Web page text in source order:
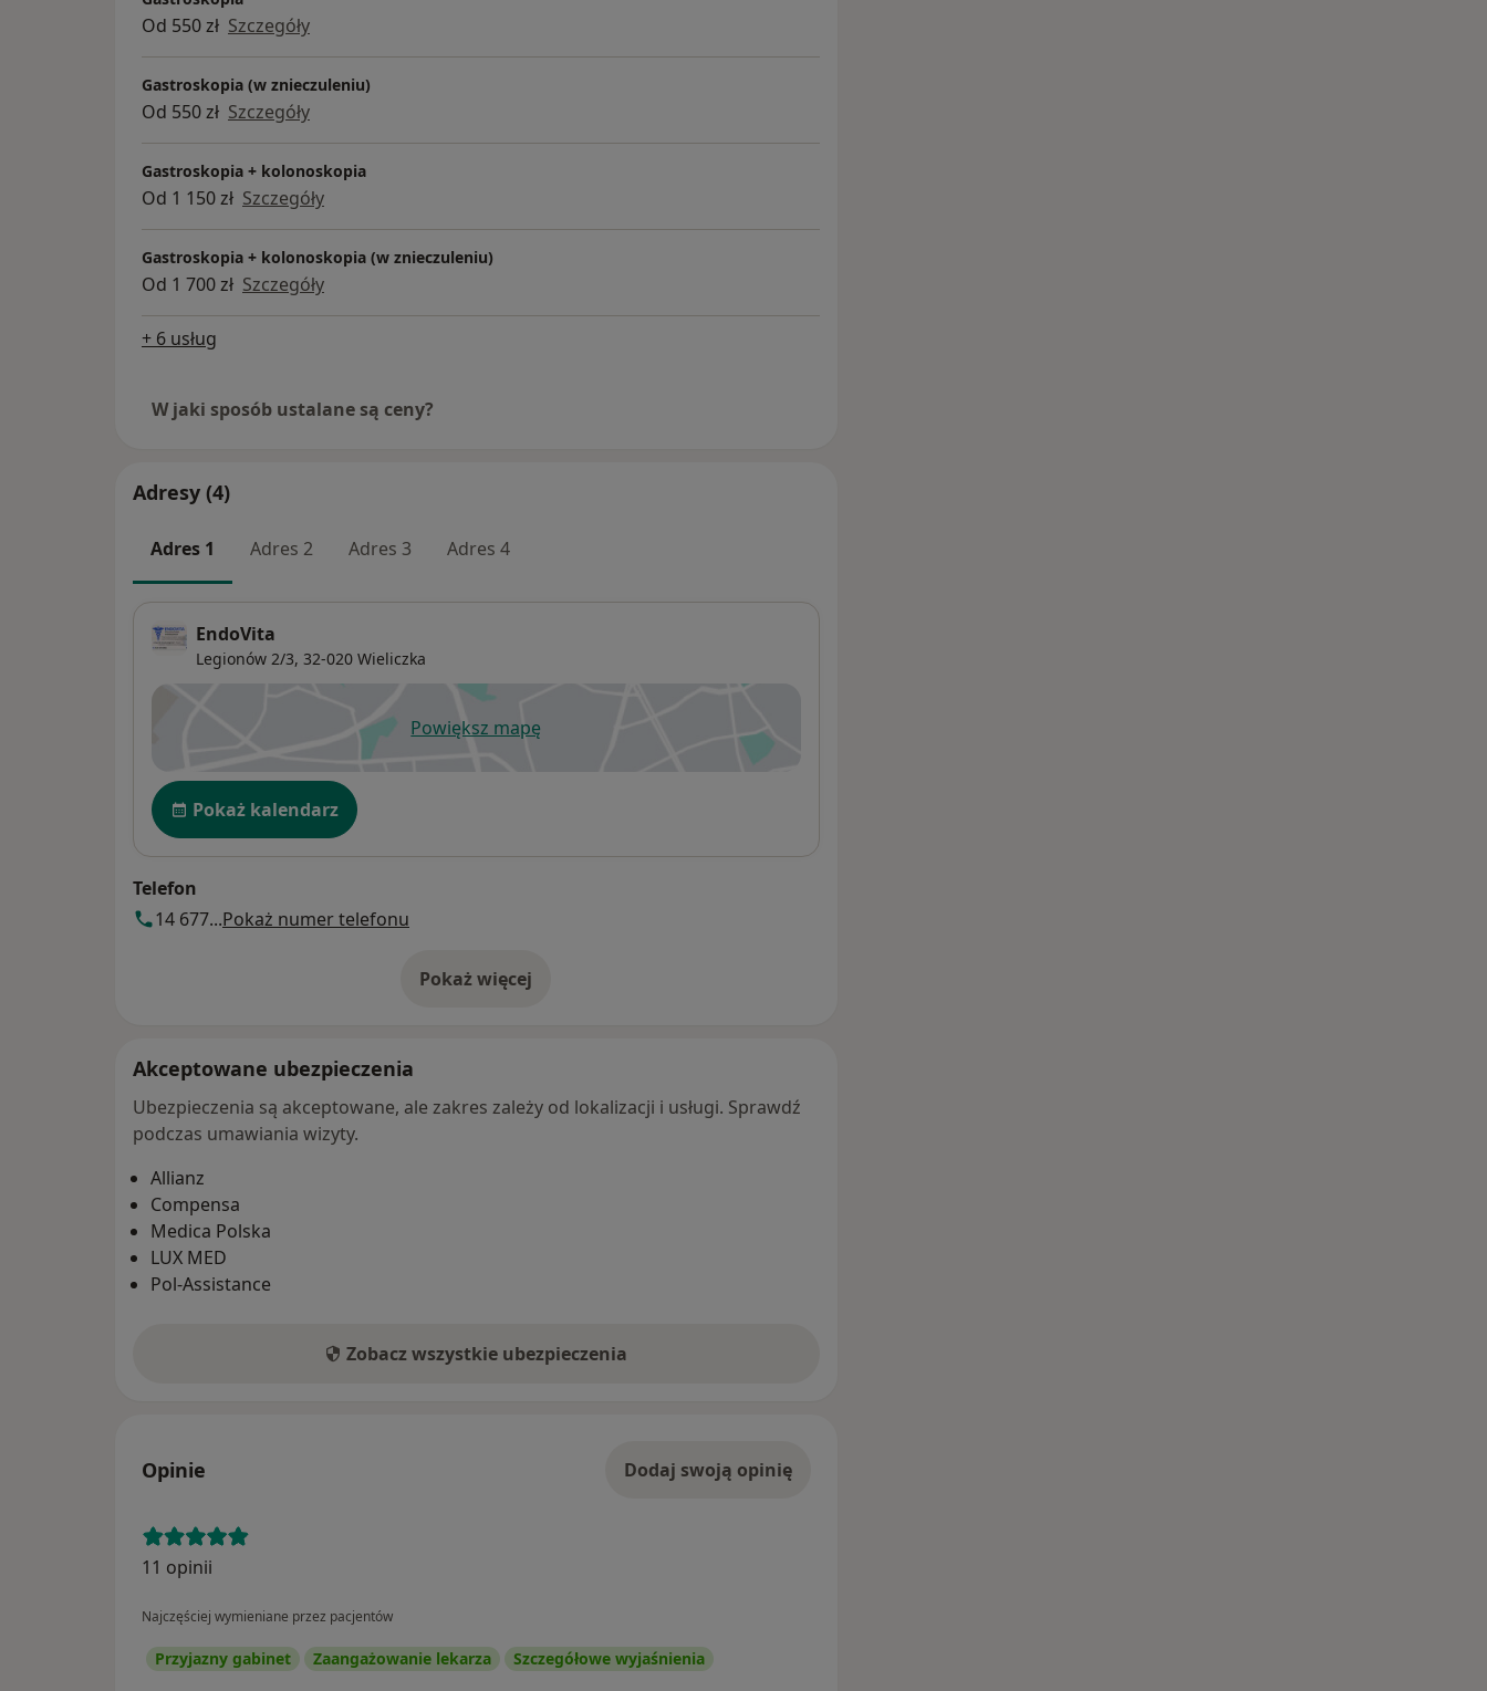
Od 550 zł Szczegóły
Gastroskopia (w znieczuleniu)
Od 550 zł Szczegóły
Gastroskopia + kolonoskopia
Od 1 150 zł Szczegóły
Gastroskopia + kolonoskopia (w znieczuleniu)
Od 1 700 zł Szczegóły
+ 6 usług
W jaki sposób ustalane są ceny?
Adresy (4)
Adres 1 Adres 2 Adres 3 Adres 4
EndoVita
Legionów 2/3, 32-020 Wieliczka
Powiększ mapęotwiera się w nowej karcie
Dostępność
Pokaż kalendarz
Telefon
14 677...Pokaż numer telefonu
Pokaż więcej
o adresie
Akceptowane ubezpieczenia
Ubezpieczenia są akceptowane, ale zakres zależy od lokalizacji i usługi. Sprawdź
podczas umawiania wizyty.
Allianz
Compensa
Medica Polska
LUX MED
Pol-Assistance
Zobacz wszystkie ubezpieczenia
Opinie Dodaj swoją opinię
11 opinii
Najczęściej wymieniane przez pacjentów
Przyjazny gabinet Zaangażowanie lekarza Szczegółowe wyjaśnienia